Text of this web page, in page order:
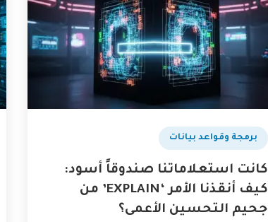
برمجة وقواعد بيانات
كانت استعلاماتنا صندوقاً أسود:
كيف أنقذنا الأمر ‘EXPLAIN’ من
جحيم التحسين الأعمى؟